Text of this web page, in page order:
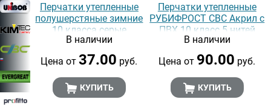
Перчатки утепленные
полушерстяные зимние
10 класса серые
В наличии
Цена от37.00 руб.
КУПИТЬ
Перчатки утепленные
РУБИФРОСТ СВС Акрил с
ПВХ 10 класс 5 нитей
Точка
В наличии
Цена от 90.00 руб.
КУПИТЬ